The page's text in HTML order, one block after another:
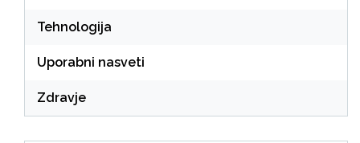
Tehnologija
Uporabni nasveti
Zdravje